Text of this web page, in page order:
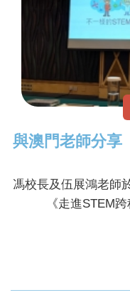
與澳門老師分享
馮校長及伍展鴻老師
《走進STEM